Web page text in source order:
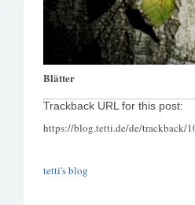
Blätter
Trackback URL for this post:
https://blog.tetti.de/de/trackback/
tetti's blog